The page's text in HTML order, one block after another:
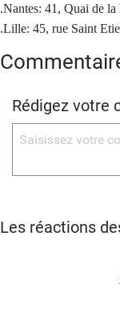
.Nantes: 41, Quai de
.Lille: 45, rue Saint
Rédigez votre
Les réactions